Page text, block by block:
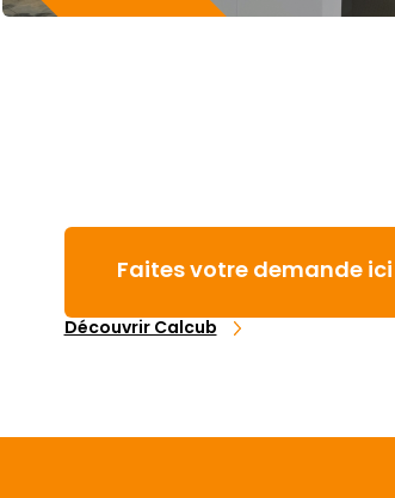
Faites votre demande ici
Découvrir Calcub